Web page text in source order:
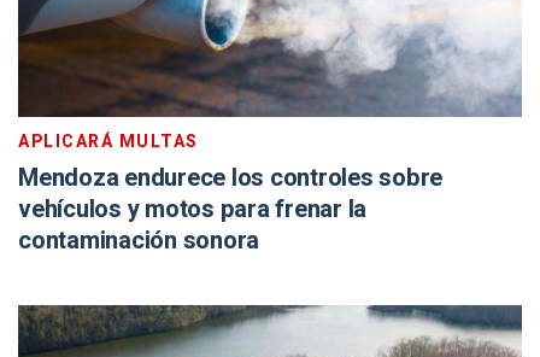
APLICARÁ MULTAS
Mendoza endurece los controles sobre
vehículos y motos para frenar la
contaminación sonora